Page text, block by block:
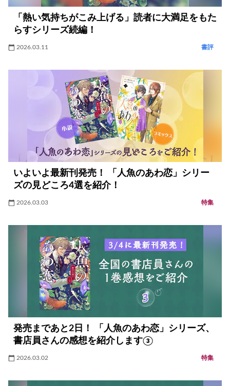
「熱い気持ちがこみ上げる」読者に大満足をもた
らすシリーズ続編！
2026.03.11 書評
いよいよ最新刊発売！ 「人魚のあわ恋」シリー
ズの見どころ4選を紹介！
2026.03.03 特集
発売まであと2日！ 「人魚のあわ恋」シリーズ、
書店員さんの感想を紹介します③
2026.03.02 特集